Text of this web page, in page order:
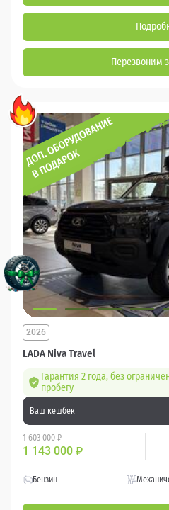
Перезвоним
LADA Niva Travel
2026
Гарантия 2 года, без
пробегу
Ваш кешбек
1 603 000 ₽
1 143 000 ₽
Бензин